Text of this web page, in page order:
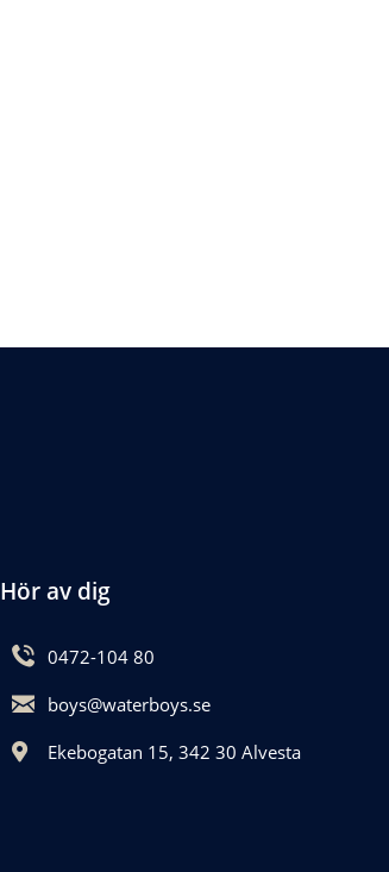
Hör av dig
0472-104 80
boys@waterboys.se
Ekebogatan 15, 342 30 Alvesta